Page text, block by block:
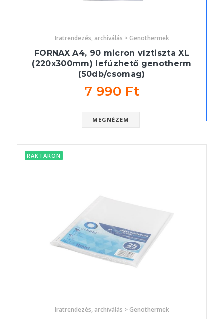
Iratrendezés, archiválás > Genothermek
FORNAX A4, 90 micron víztiszta XL
(220x300mm) lefúzhető genotherm
(50db/csomag)
7 990 Ft
MEGNÉZEM
RAKTÁRON
Iratrendezés, archiválás > Genothermek